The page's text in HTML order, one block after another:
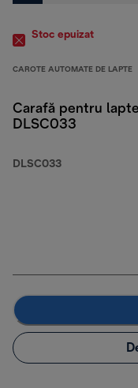
Stoc epuizat
CAROTE AUTOMATE DE LAPTE
Carafă pentru lapte
DLSC033
DLSC033